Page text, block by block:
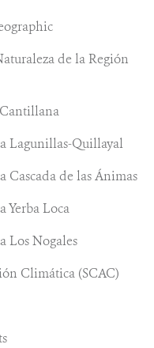
de la Región
Lagunillas-Quillayal
Cascada de las Ánimas
Yerba Loca
Los Nogales
Climática (SCAC)